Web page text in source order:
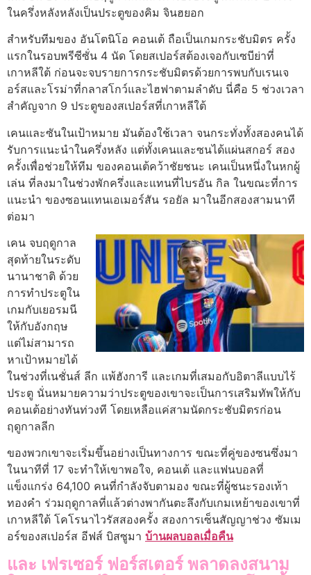
ในครึ่งหลังหลังเป็นประตูของคิม จินฮยอก
สําหรับทีมของ อันโตนิโอ คอนเต้ ถือเป็นเกมกระชับมิตร ครั้ง
แรกในรอบพรีซีซั่น 4 นัด โดยสเปอร์สต้องเจอกับเซบีย่าที่
เกาหลีใต้ ก่อนจะจบรายการกระชับมิตรด้วยการพบกับเรนเจ
อร์สและโรม่าที่กลาสโกว์และไฮฟาตามลําดับ นี่คือ 5 ช่วงเวลา
สําคัญจาก 9 ประตูของสเปอร์สที่เกาหลีใต้
เคนและซันในเป้าหมาย มันต้องใช้เวลา จนกระทั่งทั้งสองคนได้
รับการแนะนําในครึ่งหลัง แต่ทั้งเคนและซนได้แผ่นสกอร์ สอง
ครั้งเพื่อช่วยให้ทีม ของคอนเต้คว้าชัยชนะ เคนเป็นหนึ่งในหกผู้
เล่น ที่ลงมาในช่วงพักครึ่งและแทนที่ไบรอัน กิล ในขณะที่การ
แนะนํา ของซอนแทนเอเมอร์สัน รอยัล มาในอีกสองสามนาที
ต่อมา
เคน จบฤดูกาล
สุดท้ายในระดับ
นานาชาติ ด้วย
การทําประตูใน
เกมกับเยอรมนี
ให้กับอังกฤษ
แต่ไม่สามารถ
หาเป้าหมายได้
ในช่วงที่เนชั่นส์ ลีก แพ้ฮังการี และเกมที่เสมอกับอิตาลีแบบไร้
ประตู นั่นหมายความว่าประตูของเขาจะเป็นการเสริมทัพให้กับ
คอนเต้อย่างทันท่วงที โดยเหลือแค่สามนัดกระชับมิตรก่อน
ฤดูกาลลีก
ของพวกเขาจะเริ่มขึ้นอย่างเป็นทางการ ขณะที่คู่ของซนซึ่งมา
ในนาทีที่ 17 จะทําให้เขาพอใจ, คอนเต้ และแฟนบอลที่
แข็งแกร่ง 64,100 คนที่กําลังจับตามอง ขณะที่ผู้ชนะรองเท้า
ทองคํา ร่วมฤดูกาลที่แล้วต่างพากันตะลึงกับเกมเหย้าของเขาที่
เกาหลีใต้ โคโรนาไวรัสสองครั้ง สองการเซ็นสัญญาช่วง ซัมเม
อร์ของสเปอร์ส อีฟส์ บิสซูมา บ้านผลบอลเมื่อคืน
และ เฟรเซอร์ ฟอร์สเตอร์ พลาดลงสนาม